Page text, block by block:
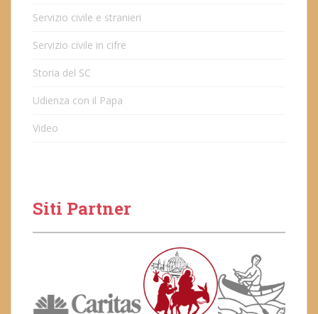
Servizio civile e stranieri
Servizio civile in cifre
Storia del SC
Udienza con il Papa
Video
Siti Partner